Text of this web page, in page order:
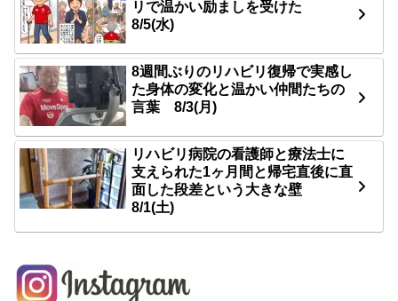
リで温かい励ましを受けた
8/5(水)
8週間ぶりのリハビリ復帰で実感し
た身体の変化と温かい仲間たちの
言葉 8/3(月)
リハビリ病院の看護師と療法士に
支えられた1ヶ月間と帰宅直後に直
面した段差という大きな壁
8/1(土)